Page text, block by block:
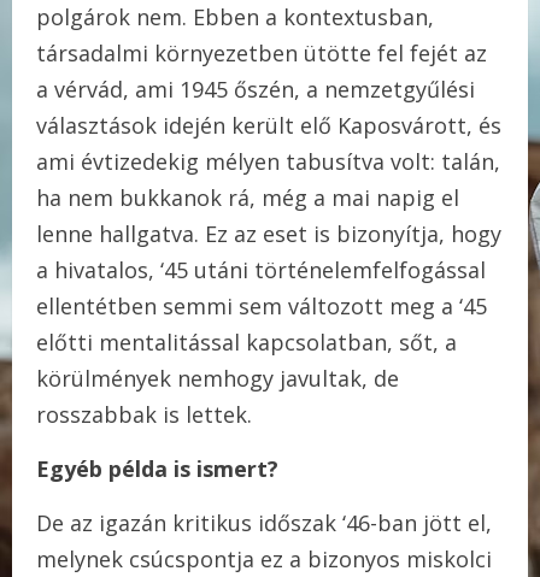
polgárok nem. Ebben a kontextusban,
társadalmi környezetben ütötte fel fejét az
a vérvád, ami 1945 őszén, a nemzetgyűlési
választások idején került elő Kaposvárott, és
ami évtizedekig mélyen tabusítva volt: talán,
ha nem bukkanok rá, még a mai napig el
lenne hallgatva. Ez az eset is bizonyítja, hogy
a hivatalos, ‘45 utáni történelemfelfogással
ellentétben semmi sem változott meg a ‘45
előtti mentalitással kapcsolatban, sőt, a
körülmények nemhogy javultak, de
rosszabbak is lettek.
Egyéb példa is ismert?
De az igazán kritikus időszak ‘46-ban jött el,
melynek csúcspontja ez a bizonyos miskolci